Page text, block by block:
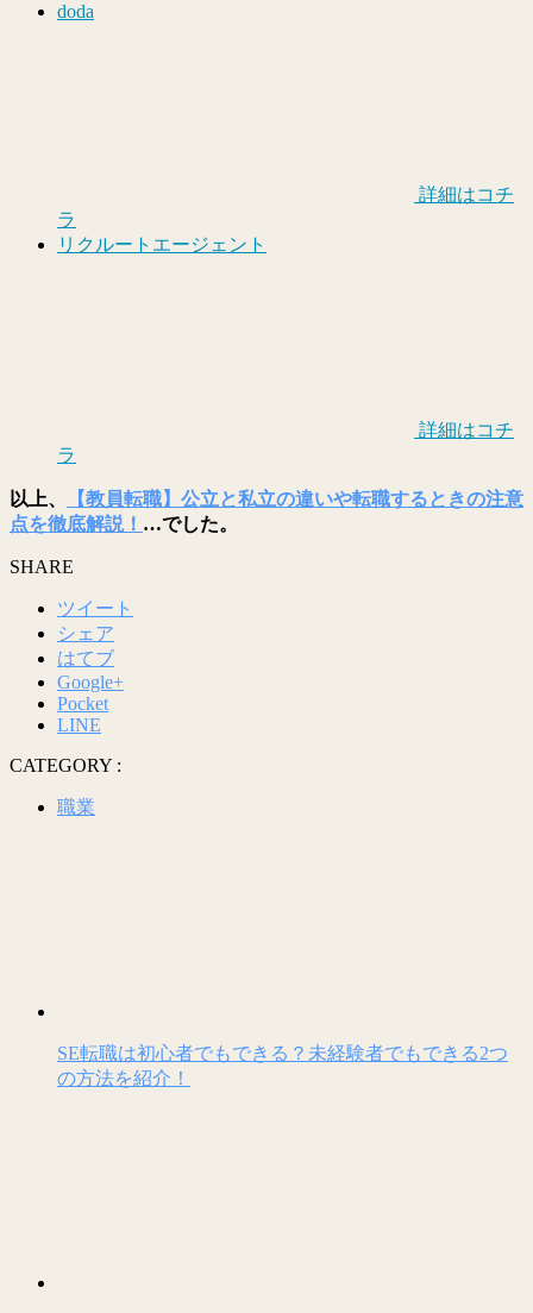
doda
詳細はコチ
ラ
リクルートエージェント
詳細はコチ
ラ
以上、
【教員転職】公立と私立の違いや転職するときの注意
点を徹底解説！ …でした。
SHARE
ツイート
シェア
はてブ
Google+
Pocket
LINE
CATEGORY :
職業
SE転職は初心者でもできる？未経験者でもできる2つ
の方法を紹介！